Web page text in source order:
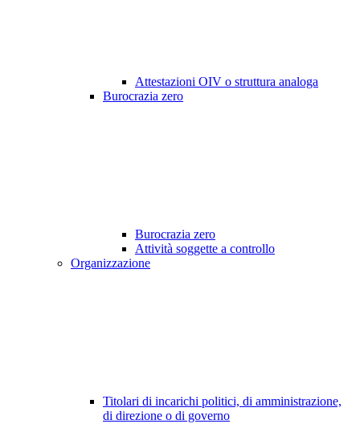
Attestazioni OIV o struttura analoga
Burocrazia zero
Burocrazia zero
Attività soggette a controllo
Organizzazione
Titolari di incarichi politici, di amministrazione,
di direzione o di governo